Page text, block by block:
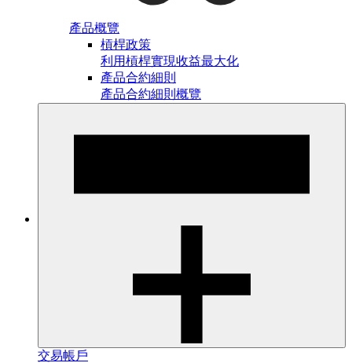
產品概覽
槓桿政策
利用槓桿實現收益最大化
產品合約細則
產品合約細則概覽
交易帳戶